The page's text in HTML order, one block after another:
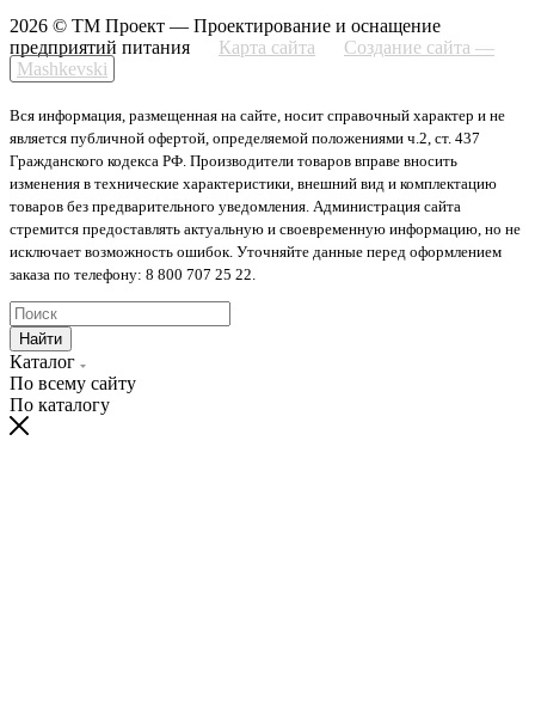
2026 © ТМ Проект — Проектирование и оснащение
предприятий питания
Карта сайта
Создание сайта —
Mashkevski
Вся информация, размещенная на сайте, носит справочный характер и не
является публичной офертой, определяемой положениями ч.2, ст. 437
Гражданского кодекса РФ. Производители товаров вправе вносить
изменения в технические характеристики, внешний вид и комплектацию
товаров без предварительного уведомления. Администрация сайта
стремится предоставлять актуальную и своевременную информацию, но не
исключает возможность ошибок. Уточняйте данные перед оформлением
заказа по телефону: 8 800 707 25 22.
Найти
Каталог
По всему сайту
По каталогу